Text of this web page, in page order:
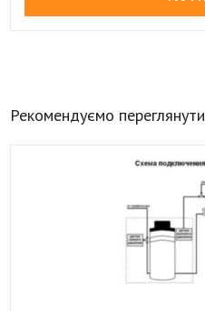
Рекомендуємо переглянути